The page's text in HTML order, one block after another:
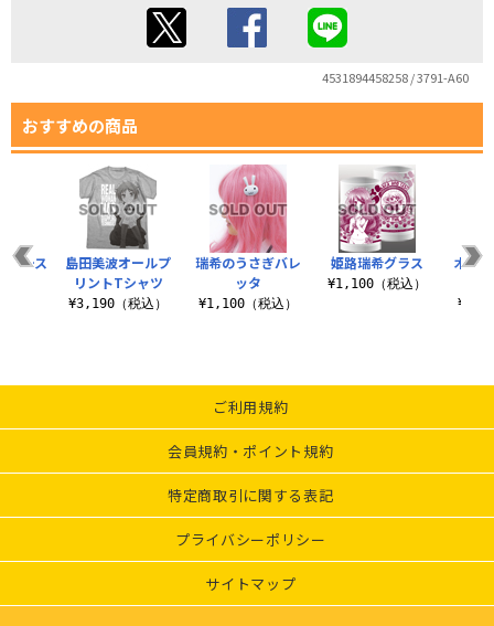
4531894458258 / 3791-A60
おすすめの商品
瑞希のうさぎバレ
ッタ
¥1,100（税込）
姫路瑞希グラス
¥1,100（税込）
木下
ケース
島田美波オールプ
リントTシャツ
¥3,190（税込）
ご利用規約
会員規約・ポイント規約
特定商取引に関する表記
プライバシーポリシー
サイトマップ